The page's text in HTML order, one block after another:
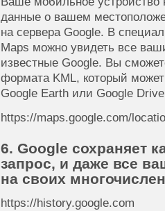
данные о вашем
на сервера Google. В
Maps можно увидеть все
известные Google. Вы
формата KML, который
Google Earth или Google
https://maps.google.com/
6. Google сохраняет
запрос, и даже все
на своих
https://history.google.com